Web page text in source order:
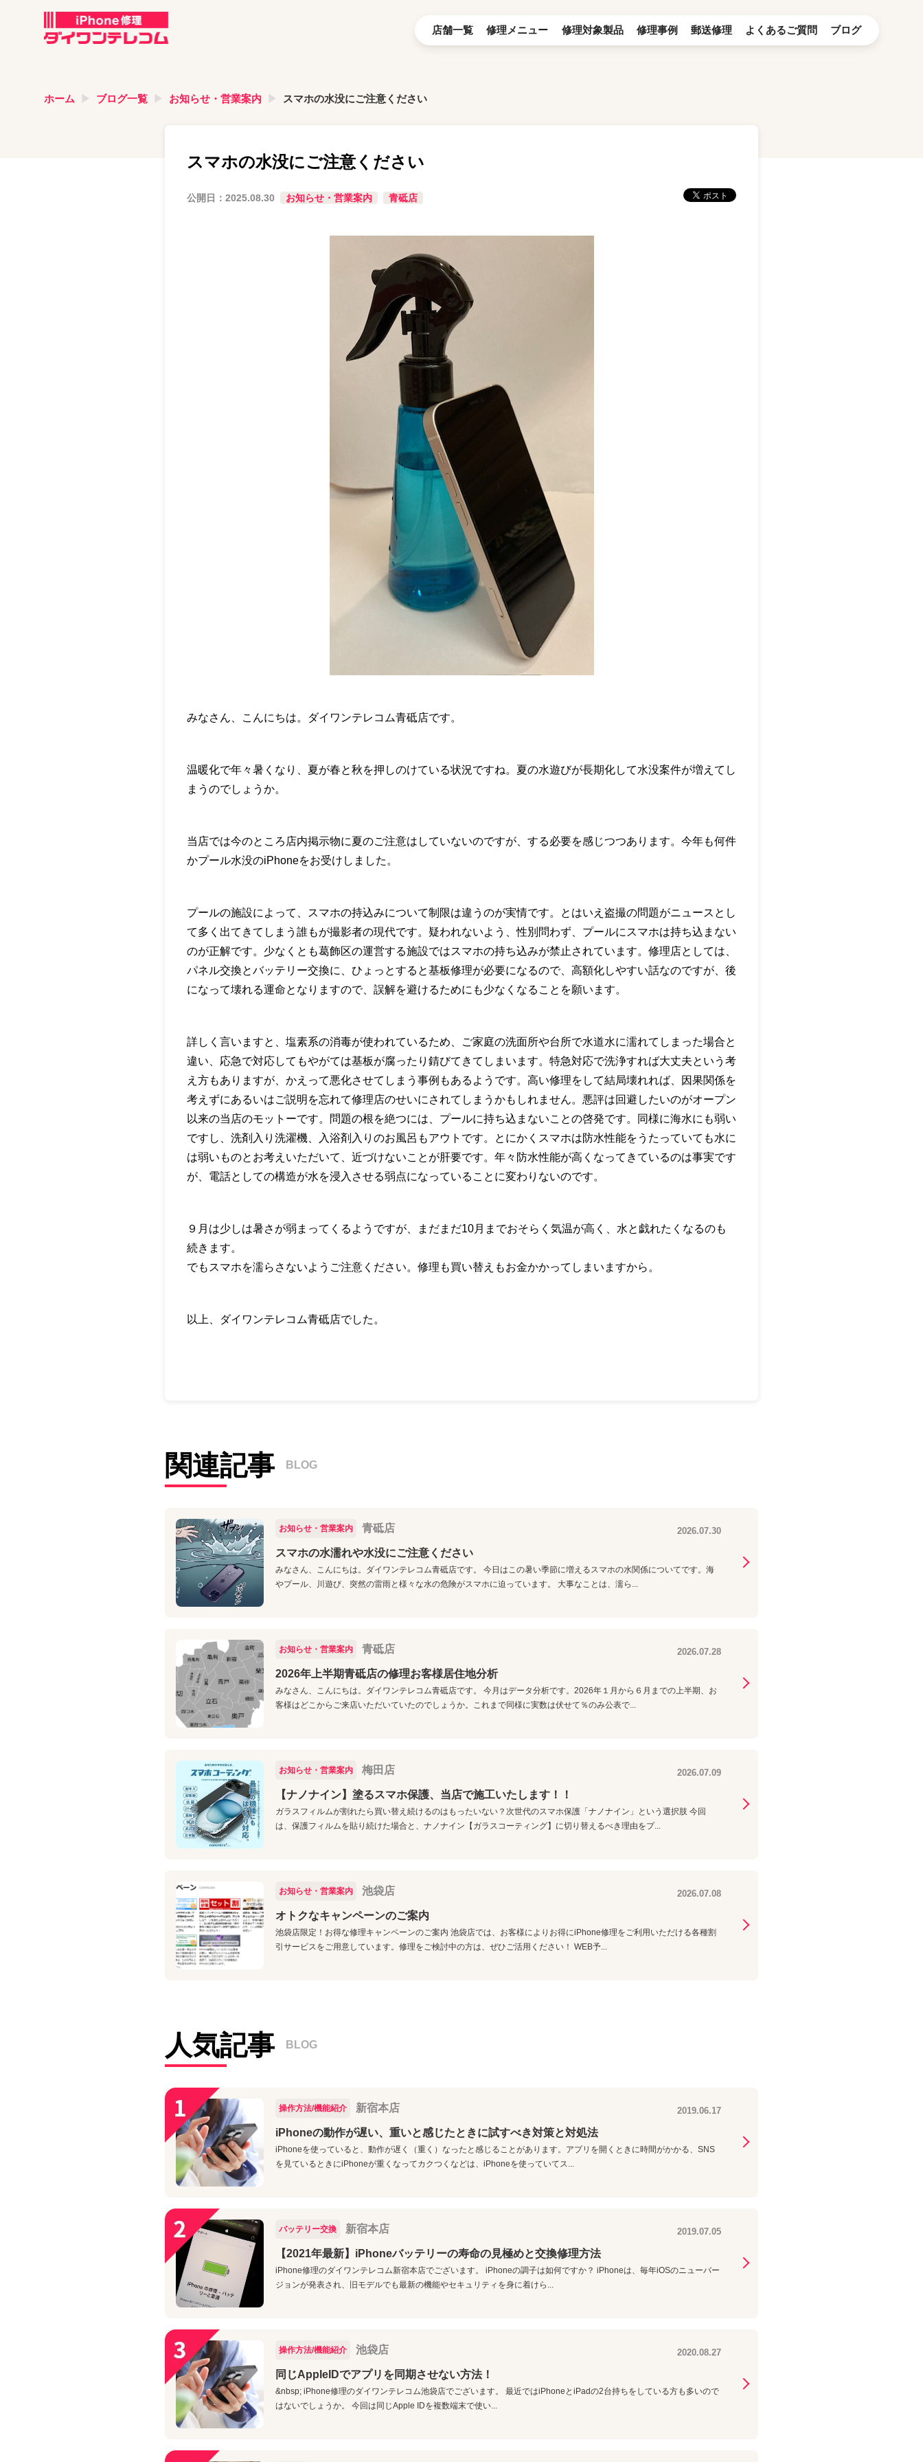
店舗一覧 修理メニュー 修理対象製品 修理事例 郵送修理 よくあるご質問 ブログ
ホーム ブログ一覧 お知らせ・営業案内 スマホの水没にご注意ください
スマホの水没にご注意ください
公開日： 2025.08.30 お知らせ・営業案内 青砥店
みなさん、こんにちは。ダイワンテレコム青砥店です。
温暖化で年々暑くなり、夏が春と秋を押しのけている状況ですね。夏の水遊びが長期化して水没案件が増えてし
まうのでしょうか。
当店では今のところ店内掲示物に夏のご注意はしていないのですが、する必要を感じつつあります。今年も何件
かプール水没のiPhoneをお受けしました。
プールの施設によって、スマホの持込みについて制限は違うのが実情です。とはいえ盗撮の問題がニュースとし
て多く出てきてしまう誰もが撮影者の現代です。疑われないよう、性別問わず、プールにスマホは持ち込まない
のが正解です。少なくとも葛飾区の運営する施設ではスマホの持ち込みが禁止されています。修理店としては、
パネル交換とバッテリー交換に、ひょっとすると基板修理が必要になるので、高額化しやすい話なのですが、後
になって壊れる運命となりますので、誤解を避けるためにも少なくなることを願います。
詳しく言いますと、塩素系の消毒が使われているため、ご家庭の洗面所や台所で水道水に濡れてしまった場合と
違い、応急で対応してもやがては基板が腐ったり錆びてきてしまいます。特急対応で洗浄すれば大丈夫という考
え方もありますが、かえって悪化させてしまう事例もあるようです。高い修理をして結局壊れれば、因果関係を
考えずにあるいはご説明を忘れて修理店のせいにされてしまうかもしれません。悪評は回避したいのがオープン
以来の当店のモットーです。問題の根を絶つには、プールに持ち込まないことの啓発です。同様に海水にも弱い
ですし、洗剤入り洗濯機、入浴剤入りのお風呂もアウトです。とにかくスマホは防水性能をうたっていても水に
は弱いものとお考えいただいて、近づけないことが肝要です。年々防水性能が高くなってきているのは事実です
が、電話としての構造が水を浸入させる弱点になっていることに変わりないのです。
９月は少しは暑さが弱まってくるようですが、まだまだ10月までおそらく気温が高く、水と戯れたくなるのも
続きます。
でもスマホを濡らさないようご注意ください。修理も買い替えもお金かかってしまいますから。
以上、ダイワンテレコム青砥店でした。
関連記事 BLOG
お知らせ・営業案内 青砥店 2026.07.30
スマホの水濡れや水没にご注意ください
みなさん、こんにちは。ダイワンテレコム青砥店です。 今日はこの暑い季節に増えるスマホの水関係についてです。海
やプール、川遊び、突然の雷雨と様々な水の危険がスマホに迫っています。 大事なことは、濡ら...
お知らせ・営業案内 青砥店 2026.07.28
2026年上半期青砥店の修理お客様居住地分析
みなさん、こんにちは。ダイワンテレコム青砥店です。 今月はデータ分析です。2026年１月から６月までの上半期、お
客様はどこからご来店いただいていたのでしょうか。これまで同様に実数は伏せて％のみ公表で...
お知らせ・営業案内 梅田店 2026.07.09
【ナノナイン】塗るスマホ保護、当店で施工いたします！！
ガラスフィルムが割れたら買い替え続けるのはもったいない？次世代のスマホ保護「ナノナイン」という選択肢 今回
は、保護フィルムを貼り続けた場合と、ナノナイン【ガラスコーティング】に切り替えるべき理由をプ...
お知らせ・営業案内 池袋店 2026.07.08
オトクなキャンペーンのご案内
池袋店限定！お得な修理キャンペーンのご案内 池袋店では、お客様によりお得にiPhone修理をご利用いただける各種割
引サービスをご用意しています。修理をご検討中の方は、ぜひご活用ください！ WEB予...
人気記事 BLOG
操作方法/機能紹介 新宿本店 2019.06.17
iPhoneの動作が遅い、重いと感じたときに試すべき対策と対処法
iPhoneを使っていると、動作が遅く（重く）なったと感じることがあります。アプリを開くときに時間がかかる、SNS
を見ているときにiPhoneが重くなってカクつくなどは、iPhoneを使っていてス...
バッテリー交換 新宿本店 2019.07.05
【2021年最新】iPhoneバッテリーの寿命の見極めと交換修理方法
iPhone修理のダイワンテレコム新宿本店でございます。 iPhoneの調子は如何ですか？ iPhoneは、毎年iOSのニューバー
ジョンが発表され、旧モデルでも最新の機能やセキュリティを身に着けら...
操作方法/機能紹介 池袋店 2020.08.27
同じAppleIDでアプリを同期させない方法！
&nbsp; iPhone修理のダイワンテレコム池袋店でございます。 最近ではiPhoneとiPadの2台持ちをしている方も多いので
はないでしょうか。 今回は同じApple IDを複数端末で使い...